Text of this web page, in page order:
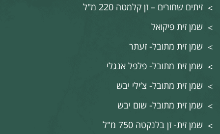
זיתים שחורים – זן קלמטה 220 מ"ל
שמן זית פיקואל
שמן זית מתובל- זעתר
שמן זית מתובל- פלפל אנגלי
שמן זית מתובל- צ’ילי יבש
שמן זית מתובל- שום יבש
שמן זית- זן בלנקטה 750 מ"ל